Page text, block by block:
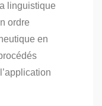
linguistique
ordre
en